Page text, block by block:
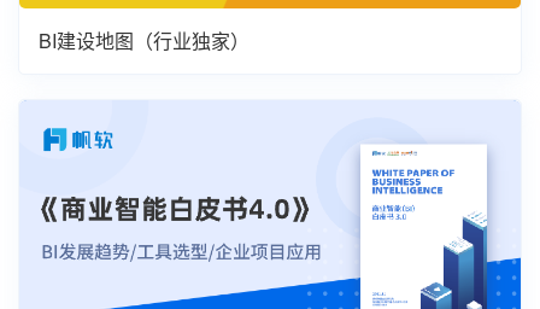
BI建设地图（行业独家）